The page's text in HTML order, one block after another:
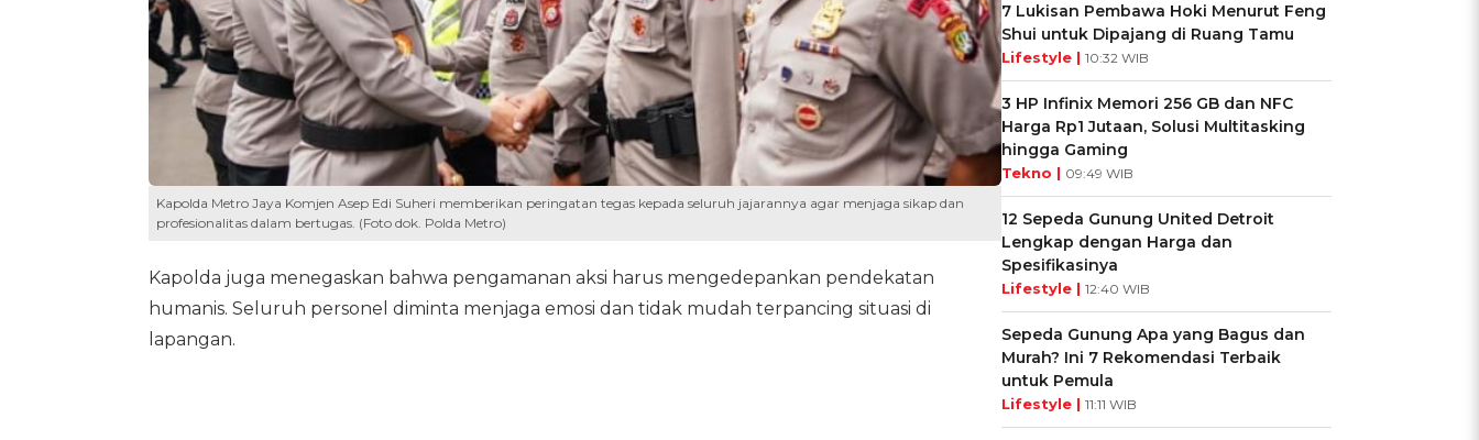
Kapolda Metro Jaya Komjen Asep Edi Suheri memberikan peringatan tegas kepada seluruh jajarannya agar menjaga sikap dan
profesionalitas dalam bertugas. (Foto dok. Polda Metro)
Kapolda juga menegaskan bahwa pengamanan aksi harus mengedepankan pendekatan
humanis. Seluruh personel diminta menjaga emosi dan tidak mudah terpancing situasi di
lapangan.
7 Lukisan Pembawa Hoki Menurut Feng
Shui untuk Dipajang di Ruang Tamu
Lifestyle | 10:32 WIB
3 HP Infinix Memori 256 GB dan NFC
Harga Rp1 Jutaan, Solusi Multitasking
hingga Gaming
Tekno | 09:49 WIB
12 Sepeda Gunung United Detroit
Lengkap dengan Harga dan
Spesifikasinya
Lifestyle | 12:40 WIB
Sepeda Gunung Apa yang Bagus dan
Murah? Ini 7 Rekomendasi Terbaik
untuk Pemula
Lifestyle | 11:11 WIB